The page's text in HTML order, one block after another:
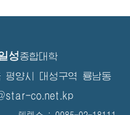
성종합대학
평양시 대성구역 룡남동
co.net.kp